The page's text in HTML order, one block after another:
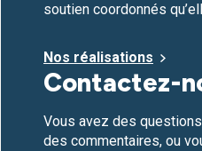
soutien coordonnés
Nos réalisations
Contactez-
Vous avez des
des commentaires, ou